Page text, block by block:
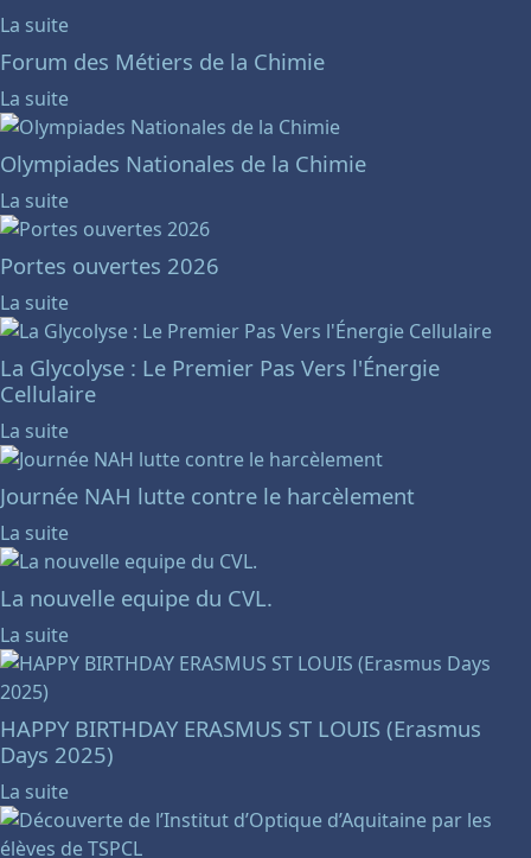
La suite
Forum des Métiers de la Chimie
La suite
Olympiades Nationales de la Chimie
La suite
Portes ouvertes 2026
La suite
La Glycolyse : Le Premier Pas Vers l'Énergie
Cellulaire
La suite
Journée NAH lutte contre le harcèlement
La suite
La nouvelle equipe du CVL.
La suite
HAPPY BIRTHDAY ERASMUS ST LOUIS (Erasmus
Days 2025)
La suite